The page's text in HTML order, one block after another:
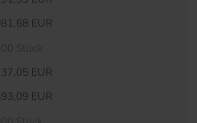
EUR
EUR
EUR